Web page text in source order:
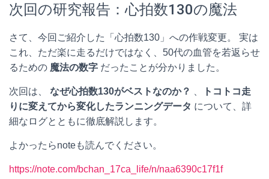
次回の研究報告：心拍数130の魔法
さて、今回ご紹介した「心拍数130」への作戦変更。 実は
これ、ただ楽に走るだけではなく、50代の血管を若返らせ
るための 魔法の数字 だったことが分かりました。
次回は、 なぜ心拍数130がベストなのか？
トコトコ走
りに変えてから変化したランニングデータ について、詳
細なログとともに徹底解説します。
よかったらnoteも読んでください。
https://note.com/bchan_17ca_life/n/naa6390c17f1f